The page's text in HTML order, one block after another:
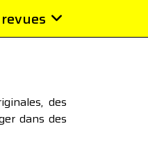
des
dans des